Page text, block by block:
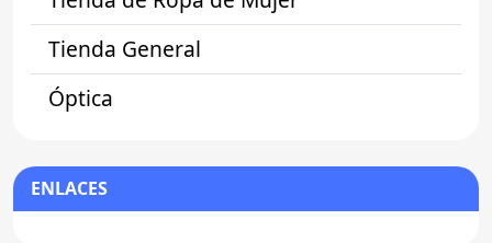
Tienda General
Óptica
ENLACES